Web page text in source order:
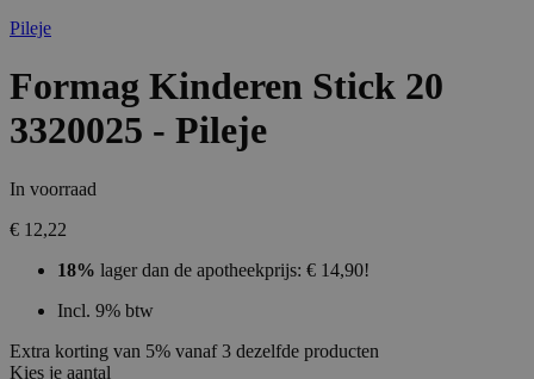
Pileje
Formag Kinderen Stick 20
3320025 - Pileje
In voorraad
€ 12,22
18% lager dan de apotheekprijs: € 14,90!
Incl. 9% btw
Extra korting van 5% vanaf 3 dezelfde producten
Kies je aantal